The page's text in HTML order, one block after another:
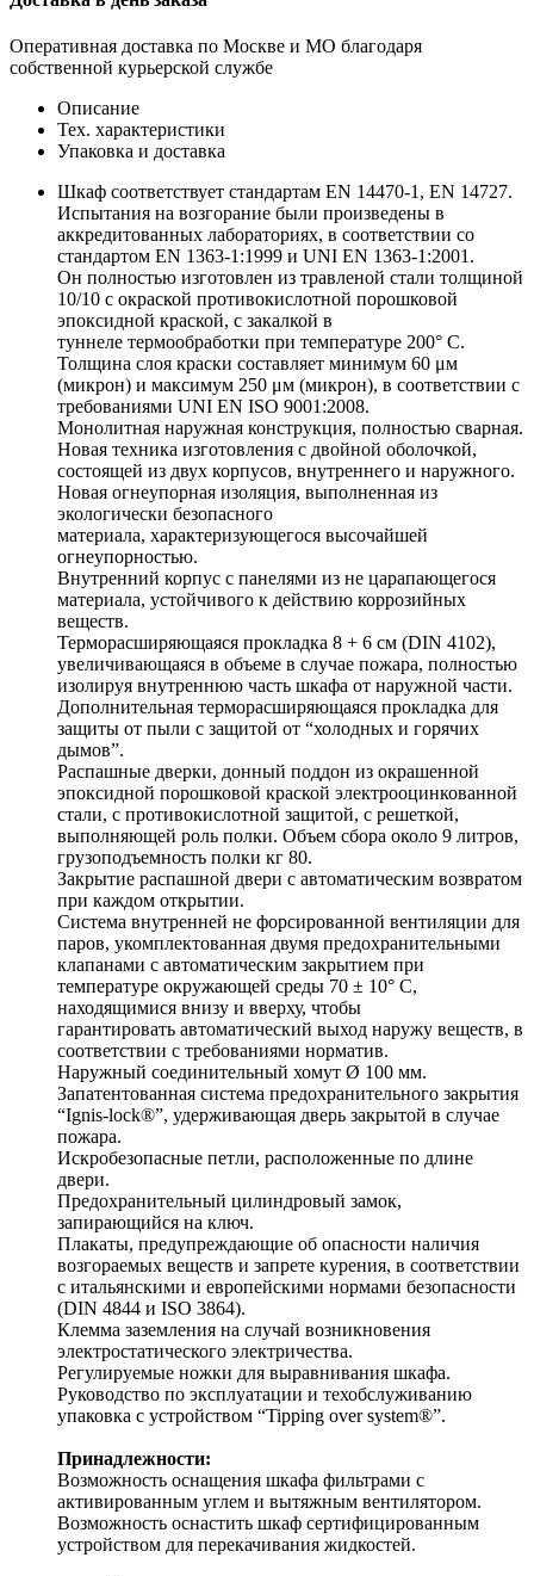
Оперативная доставка по Москве и МО благодаря
собственной курьерской службе
Описание
Тех. характеристики
Упаковка и доставка
Шкаф соответствует стандартам EN 14470-1, EN 14727.
Испытания на возгорание были произведены в
аккредитованных лабораториях, в соответствии со
стандартом EN 1363-1:1999 и UNI EN 1363-1:2001.
Он полностью изготовлен из травленой стали толщиной
10/10 с окраской противокислотной порошковой
эпоксидной краской, с закалкой в
туннеле термообработки при температуре 200° C.
Толщина слоя краски составляет минимум 60 μм
(микрон) и максимум 250 μм (микрон), в соответствии с
требованиями UNI EN ISO 9001:2008.
Монолитная наружная конструкция, полностью сварная.
Новая техника изготовления с двойной оболочкой,
состоящей из двух корпусов, внутреннего и наружного.
Новая огнеупорная изоляция, выполненная из
экологически безопасного
материала, характеризующегося высочайшей
огнеупорностью.
Внутренний корпус с панелями из не царапающегося
материала, устойчивого к действию коррозийных
веществ.
Терморасширяющаяся прокладка 8 + 6 см (DIN 4102),
увеличивающаяся в объеме в случае пожара, полностью
изолируя внутреннюю часть шкафа от наружной части.
Дополнительная терморасширяющаяся прокладка для
защиты от пыли с защитой от “холодных и горячих
дымов”.
Распашные дверки, донный поддон из окрашенной
эпоксидной порошковой краской электрооцинкованной
стали, с противокислотной защитой, с решеткой,
выполняющей роль полки. Объем сбора около 9 литров,
грузоподъемность полки кг 80.
Закрытие распашной двери с автоматическим возвратом
при каждом открытии.
Система внутренней не форсированной вентиляции для
паров, укомплектованная двумя предохранительными
клапанами с автоматическим закрытием при
температуре окружающей среды 70 ± 10° C,
находящимися внизу и вверху, чтобы
гарантировать автоматический выход наружу веществ, в
соответствии с требованиями норматив.
Наружный соединительный хомут Ø 100 мм.
Запатентованная система предохранительного закрытия
“Ignis-lock®”, удерживающая дверь закрытой в случае
пожара.
Искробезопасные петли, расположенные по длине
двери.
Предохранительный цилиндровый замок,
запирающийся на ключ.
Плакаты, предупреждающие об опасности наличия
возгораемых веществ и запрете курения, в соответствии
с итальянскими и европейскими нормами безопасности
(DIN 4844 и ISO 3864).
Клемма заземления на случай возникновения
электростатического электричества.
Регулируемые ножки для выравнивания шкафа.
Руководство по эксплуатации и техобслуживанию
упаковка с устройством “Tipping over system®”.
Принадлежности:
Возможность оснащения шкафа фильтрами с
активированным углем и вытяжным вентилятором.
Возможность оснастить шкаф сертифицированным
устройством для перекачивания жидкостей.